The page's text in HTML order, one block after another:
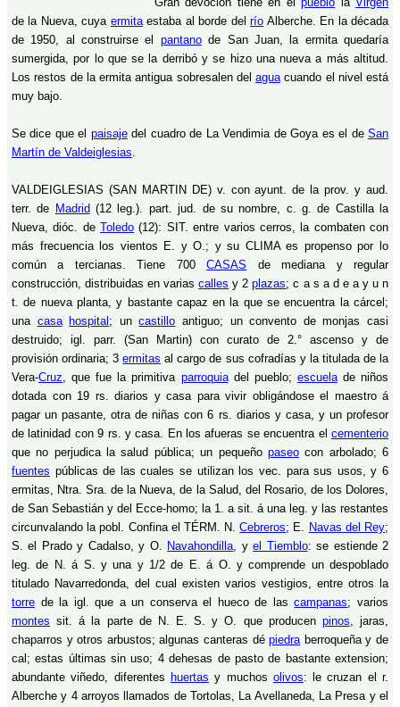
de la Nueva, cuya ermitaestaba al borde delrío Alberche. En la década
de 1950, al construirse el pantanode San Juan, la ermita quedaría
sumergida, por lo que se la derribó y se hizo una nueva a más altitud.
Los restos de la ermita antigua sobresalen del aguacuando el nivel está
muy bajo.
Se dice que el paisajedel cuadro de La Vendimia de Goya es el deSan
Martín de Valdeiglesias.
VALDEIGLESIAS (SAN MARTIN DE) v. con ayunt. de la prov. y aud.
terr. de Madrid (12 leg.). part. jud. de su nombre, c. g. de Castilla la
Nueva, dióc. deToledo (12): SIT. entre varios cerros, la combaten con
más frecuencia los vientos E. y O.; y su CLIMA es propenso por lo
común a tercianas. Tiene 700CASAS de mediana y regular
construcción, distribuidas en variascalles y 2plazas; c a s a d e a y u n
t. de nueva planta, y bastante capaz en la que se encuentra la cárcel;
una casa hospital ; uncastillo antiguo; un convento de monjas casi
destruido; igl. parr. (San Martin) con curato de 2.° ascenso y de
provisión ordinaria; 3ermitas al cargo de sus cofradías y la titulada de la
Vera-Cruz, que fue la primitiva parroquiadel pueblo; escuelade niños
dotada con 19 rs. diarios y casa para vivir obligándose el maestro á
pagar un pasante, otra de niñas con 6 rs. diarios y casa, y un profesor
de latinidad con 9 rs. y casa. En los afueras se encuentra el cementerio
que no perjudica la salud pública; un pequeño paseocon arbolado; 6
fuentes públicas de las cuales se utilizan los vec. para sus usos, y 6
ermitas, Ntra. Sra. de la Nueva, de la Salud, del Rosario, de los Dolores,
de San Sebastián y del Ecce-homo; la 1. a sit. á una leg. y las restantes
circunvalando la pobl. Confina el TÉRM. N.Cebreros; E. Navas del Rey;
S. el Prado y Cadalso, y O. Navahondilla, yel Tiemblo: se estiende 2
leg. de N. á S. y una y 1/2 de E. á O. y comprende un despoblado
titulado Navarredonda, del cual existen varios vestigios, entre otros la
torre de la igl. que a un conserva el hueco de lascampanas; varios
montes sit. á la parte de N. E. S. y O. que producen pinos, jaras,
chaparros y otros arbustos; algunas canteras dépiedraberroqueña y de
cal; estas últimas sin uso; 4 dehesas de pasto de bastante extension;
abundante viñedo, diferentes huertas y muchos olivos: le cruzan el r.
Alberche y 4 arroyos llamados de Tortolas, La Avellaneda, La Presa y el